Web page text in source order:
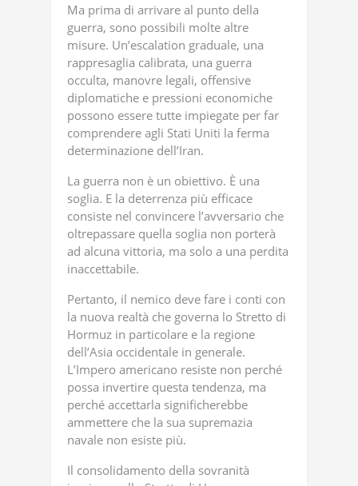
Ma prima di arrivare al punto della
guerra, sono possibili molte altre
misure. Un’escalation graduale, una
rappresaglia calibrata, una guerra
occulta, manovre legali, offensive
diplomatiche e pressioni economiche
possono essere tutte impiegate per far
comprendere agli Stati Uniti la ferma
determinazione dell’Iran.
La guerra non è un obiettivo. È una
soglia. E la deterrenza più efficace
consiste nel convincere l’avversario che
oltrepassare quella soglia non porterà
ad alcuna vittoria, ma solo a una perdita
inaccettabile.
Pertanto, il nemico deve fare i conti con
la nuova realtà che governa lo Stretto di
Hormuz in particolare e la regione
dell’Asia occidentale in generale.
L’Impero americano resiste non perché
possa invertire questa tendenza, ma
perché accettarla significherebbe
ammettere che la sua supremazia
navale non esiste più.
Il consolidamento della sovranità